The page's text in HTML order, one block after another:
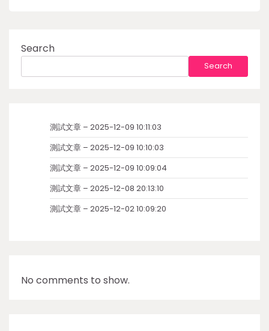
Search
Search
測試文章 – 2025-12-09 10:11:03
測試文章 – 2025-12-09 10:10:03
測試文章 – 2025-12-09 10:09:04
測試文章 – 2025-12-08 20:13:10
測試文章 – 2025-12-02 10:09:20
No comments to show.